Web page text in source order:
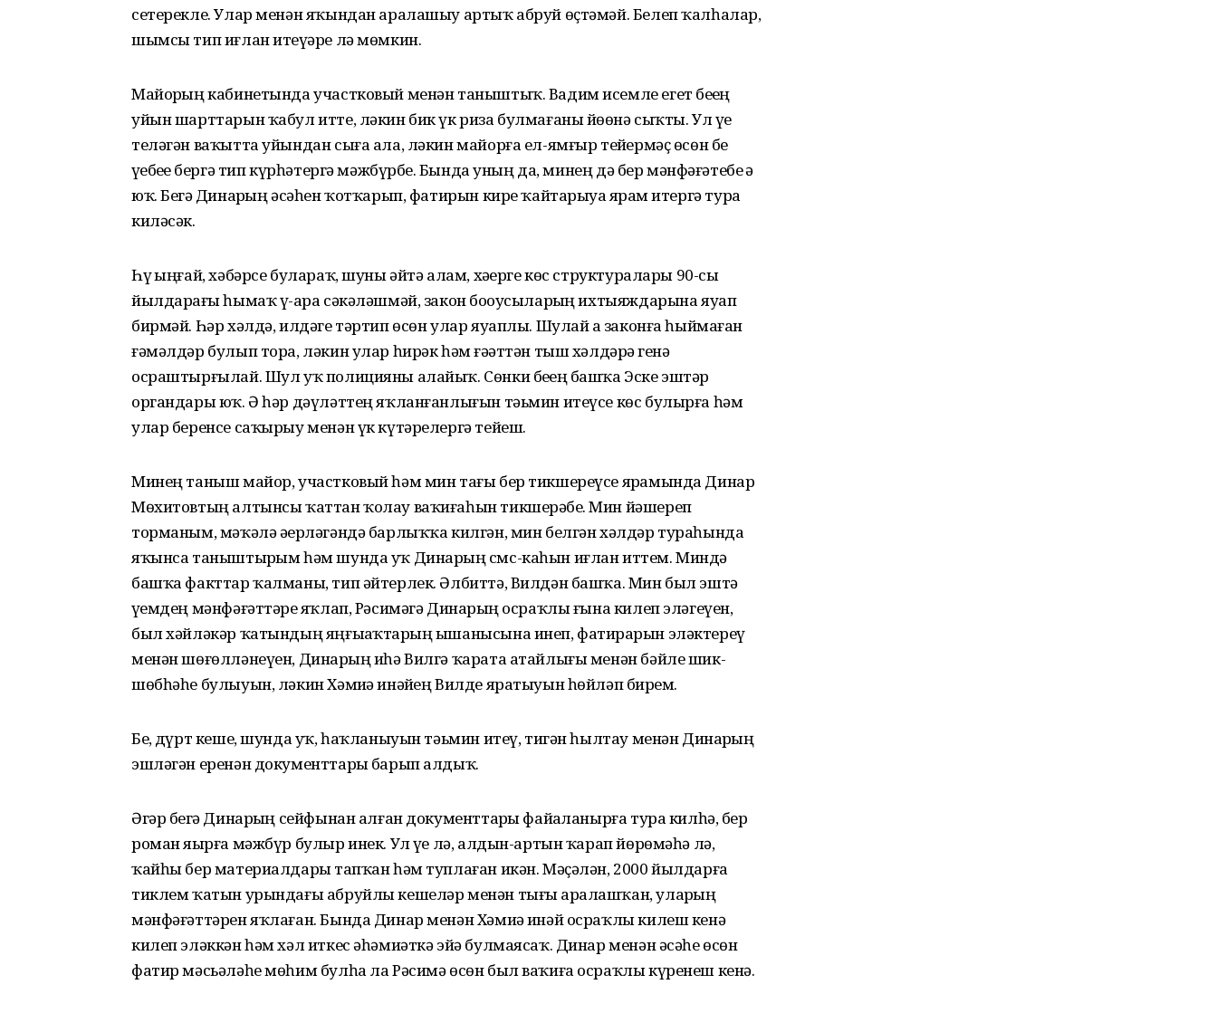
сетерекле. Улар менән яҡындан аралашыу артыҡ абруй өҫтәмәй. Белеп ҡалһалар,
шымсы тип иғлан итеүҙәре лә мөмкин.
Майорҙың кабинетында участковый менән таныштыҡ. Вадим исемле егет беҙҙең
уйын шарттарын ҡабул итте, ләкин бик үк риза булмағаны йөҙөнә сыҡты. Ул үҙе
теләгән ваҡытта уйындан сыға ала, ләкин майорға ел-ямғыр тейҙермәҫ өсөн беҙ
үҙебеҙҙе бергә тип күрһәтергә мәжбүрбеҙ. Бында уның да, минең дә бер мәнфәғәтебеҙ ҙә
юҡ. Беҙгә Динарҙың әсәһен ҡотҡарып, фатирын кире ҡайтарыуҙа ярҙам итергә тура
киләсәк.
Һүҙ ыңғай, хәбәрсе булараҡ, шуны әйтә алам, хәҙерге көс структуралары 90-сы
йылдарҙағы һымаҡ үҙ-ара сәкәләшмәй, закон боҙоусыларҙың ихтыяждарына яуап
бирмәй. Һәр хәлдә, илдәге тәртип өсөн улар яуаплы. Шулай ҙа законға һыймаған
ғәмәлдәр булып тора, ләкин улар һирәк һәм ғәҙәттән тыш хәлдәрҙә генә
осраштырғылай. Шул уҡ полицияны алайыҡ. Сөнки беҙҙең башҡа Эске эштәр
органдары юҡ. Ә һәр дәүләттең яҡланғанлығын тәьмин итеүсе көс булырға һәм
улар беренсе саҡырыу менән үк күтәрелергә тейеш.
Минең таныш майор, участковый һәм мин тағы бер тикшереүсе ярҙамында Динар
Мөхитовтың алтынсы ҡаттан ҡолау ваҡиғаһын тикшерәбеҙ. Мин йәшереп
торманым, мәҡәлә әҙерләгәндә барлыҡҡа килгән, мин белгән хәлдәр тураһында
яҡынса таныштырҙым һәм шунда уҡ Динарҙың смс-каһын иғлан иттем. Миндә
башҡа факттар ҡалманы, тип әйтерлек. Әлбиттә, Вилдән башҡа. Мин был эштә
үҙемдең мәнфәғәттәрҙе яҡлап, Рәсимәгә Динарҙың осраҡлы ғына килеп эләгеүен,
был хәйләкәр ҡатындың яңғыҙаҡтарҙың ышанысына инеп, фатирҙарын эләктереү
менән шөғөлләнеүен, Динарҙың иһә Вилгә ҡарата атайлығы менән бәйле шик-
шөбһәһе булыуын, ләкин Хәмиҙә инәйҙең Вилде яратыуын һөйләп бирҙем.
Беҙ, дүрт кеше, шунда уҡ, һаҡланыуын тәьмин итеү, тигән һылтау менән Динарҙың
эшләгән еренән документтарҙы барып алдыҡ.
Әгәр беҙгә Динарҙың сейфынан алған документтарҙы файҙаланырға тура килһә, бер
роман яҙырға мәжбүр булыр инек. Ул үҙе лә, алдын-артын ҡарап йөрөмәһә лә,
ҡайһы бер материалдарҙы тапҡан һәм туплаған икән. Мәҫәлән, 2000 йылдарға
тиклем ҡатын урындағы абруйлы кешеләр менән тығыҙ аралашҡан, уларҙың
мәнфәғәттәрен яҡлаған. Бында Динар менән Хәмиҙә инәй осраҡлы килеш кенә
килеп эләккән һәм хәл иткес әһәмиәткә эйә булмаясаҡ. Динар менән әсәһе өсөн
фатир мәсьәләһе мөһим булһа ла Рәсимә өсөн был ваҡиға осраҡлы күренеш кенә.